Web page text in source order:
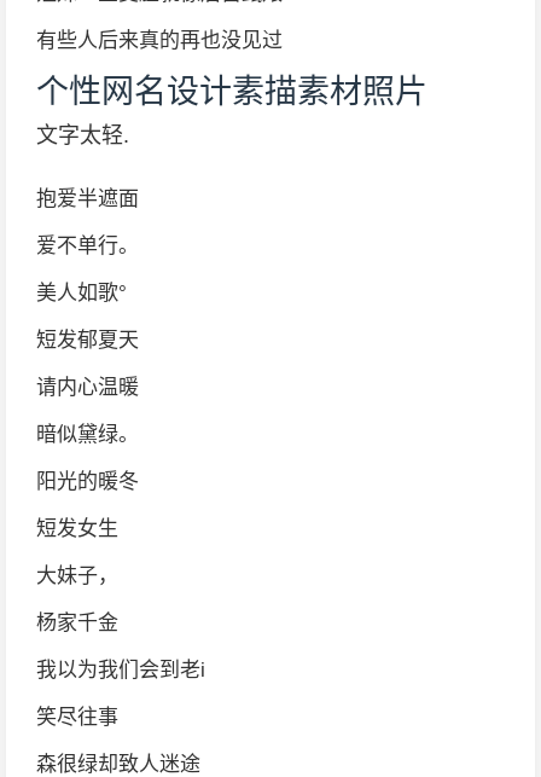
有些人后来真的再也没见过
个性网名设计素描素材照片
文字太轻.
抱爱半遮面
爱不单行。
美人如歌°
短发郁夏天
请内心温暖
暗似黛绿。
阳光的暖冬
短发女生
大妹子，
杨家千金
我以为我们会到老i
笑尽往事
森很绿却致人迷途